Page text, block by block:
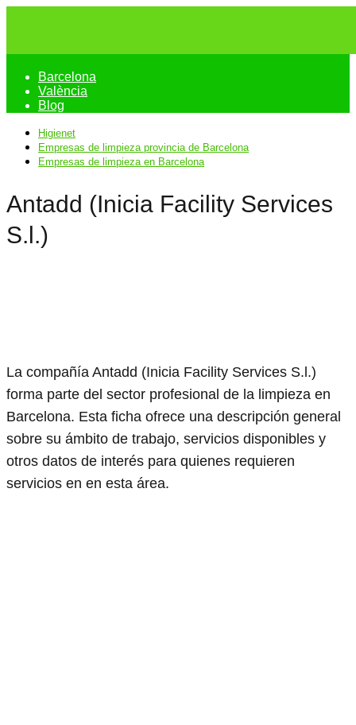
Barcelona
València
Blog
Higienet
Empresas de limpieza provincia de Barcelona
Empresas de limpieza en Barcelona
Antadd (Inicia Facility Services
S.l.)
La compañía Antadd (Inicia Facility Services S.l.)
forma parte del sector profesional de la limpieza en
Barcelona. Esta ficha ofrece una descripción general
sobre su ámbito de trabajo, servicios disponibles y
otros datos de interés para quienes requieren
servicios en en esta área.